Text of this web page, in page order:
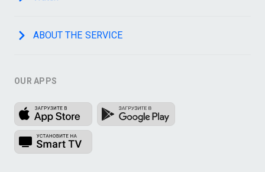
ABOUT THE SERVICE
OUR APPS